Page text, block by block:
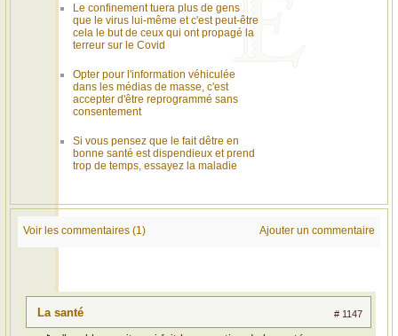
Le confinement tuera plus de gens
que le virus lui-même et c'est peut-être
cela le but de ceux qui ont propagé la
terreur sur le Covid
Opter pour l'information véhiculée
dans les médias de masse, c'est
accepter d'être reprogrammé sans
consentement
Si vous pensez que le fait dêtre en
bonne santé est dispendieux et prend
trop de temps, essayez la maladie
Voir les commentaires (1) Ajouter un commentaire
La santé # 1147